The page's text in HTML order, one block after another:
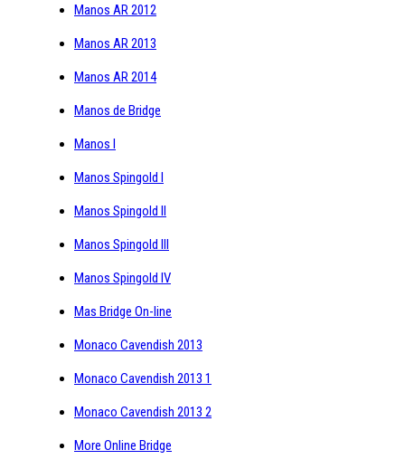
Manos AR 2012
Manos AR 2013
Manos AR 2014
Manos de Bridge
Manos I
Manos Spingold I
Manos Spingold II
Manos Spingold III
Manos Spingold IV
Mas Bridge On-line
Monaco Cavendish 2013
Monaco Cavendish 2013 1
Monaco Cavendish 2013 2
More Online Bridge